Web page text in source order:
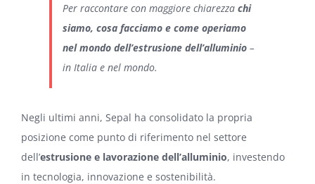
Per raccontare con maggiore chiarezza chi
siamo, cosa facciamo e come operiamo
nel mondo dell’estrusione dell’alluminio –
in Italia e nel mondo.
Negli ultimi anni, Sepal ha consolidato la propria
posizione come punto di riferimento nel settore
dell’estrusione e lavorazione dell’alluminio, investendo
in tecnologia, innovazione e sostenibilità.